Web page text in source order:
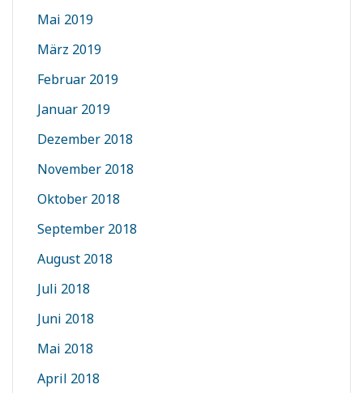
Mai 2019
März 2019
Februar 2019
Januar 2019
Dezember 2018
November 2018
Oktober 2018
September 2018
August 2018
Juli 2018
Juni 2018
Mai 2018
April 2018